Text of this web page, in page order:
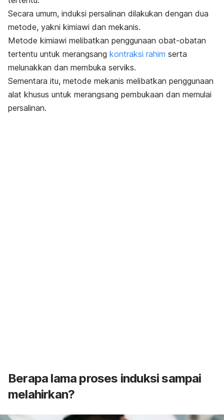
Secara umum, induksi persalinan dilakukan dengan dua
metode, yakni kimiawi dan mekanis.
Metode kimiawi melibatkan penggunaan obat-obatan
tertentu untuk merangsang kontraksi rahim serta
melunakkan dan membuka serviks.
Sementara itu, metode mekanis melibatkan penggunaan
alat khusus untuk merangsang pembukaan dan memulai
persalinan.
Berapa lama proses induksi sampai
melahirkan?